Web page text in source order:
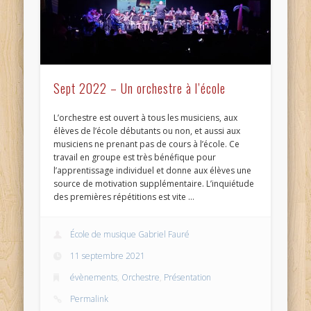
Sept 2022 – Un orchestre à l’école
L’orchestre est ouvert à tous les musiciens, aux
élèves de l’école débutants ou non, et aussi aux
musiciens ne prenant pas de cours à l’école. Ce
travail en groupe est très bénéfique pour
l’apprentissage individuel et donne aux élèves une
source de motivation supplémentaire. L’inquiétude
des premières répétitions est vite …
École de musique Gabriel Fauré
11 septembre 2021
évènements, Orchestre, Présentation
Permalink